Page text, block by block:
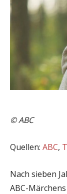
© ABC
Quellen: ABC,
Nach sieben
ABC-